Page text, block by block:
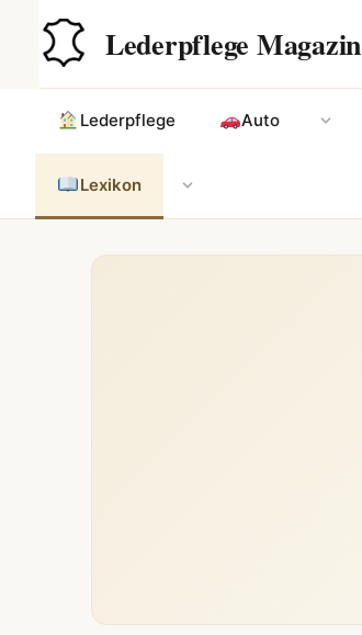
springen
Lederpflege Magazin
Lederpflege Auto
Lexikon
Hauptinhalt